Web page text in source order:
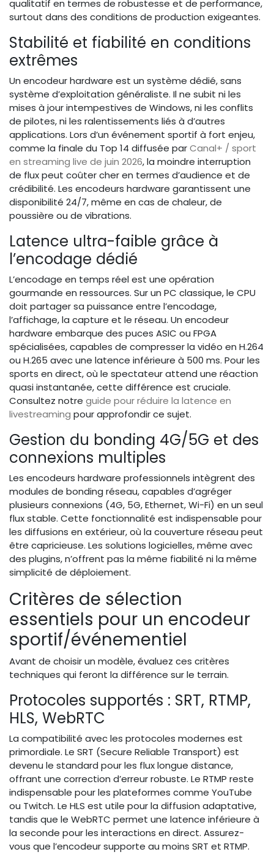
qualitatif en termes de robustesse et de performance,
surtout dans des conditions de production exigeantes.
Stabilité et fiabilité en conditions
extrêmes
Un encodeur hardware est un système dédié, sans
système d’exploitation généraliste. Il ne subit ni les
mises à jour intempestives de Windows, ni les conflits
de pilotes, ni les ralentissements liés à d’autres
applications. Lors d’un événement sportif à fort enjeu,
comme la finale du Top 14 diffusée parCanal+ / sport
en streaming live de juin 2026, la moindre interruption
de flux peut coûter cher en termes d’audience et de
crédibilité. Les encodeurs hardware garantissent une
disponibilité 24/7, même en cas de chaleur, de
poussière ou de vibrations.
Latence ultra-faible grâce à
l’encodage dédié
L’encodage en temps réel est une opération
gourmande en ressources. Sur un PC classique, le CPU
doit partager sa puissance entre l’encodage,
l’affichage, la capture et le réseau. Un encodeur
hardware embarque des puces ASIC ou FPGA
spécialisées, capables de compresser la vidéo en H.264
ou H.265 avec une latence inférieure à 500 ms. Pour les
sports en direct, où le spectateur attend une réaction
quasi instantanée, cette différence est cruciale.
Consultez notre guide pour réduire la latence en
livestreaming pour approfondir ce sujet.
Gestion du bonding 4G/5G et des
connexions multiples
Les encodeurs hardware professionnels intègrent des
modules de bonding réseau, capables d’agréger
plusieurs connexions (4G, 5G, Ethernet, Wi-Fi) en un seul
flux stable. Cette fonctionnalité est indispensable pour
les diffusions en extérieur, où la couverture réseau peut
être capricieuse. Les solutions logicielles, même avec
des plugins, n’offrent pas la même fiabilité ni la même
simplicité de déploiement.
Critères de sélection
essentiels pour un encodeur
sportif/événementiel
Avant de choisir un modèle, évaluez ces critères
techniques qui feront la différence sur le terrain.
Protocoles supportés : SRT, RTMP,
HLS, WebRTC
La compatibilité avec les protocoles modernes est
primordiale. Le SRT (Secure Reliable Transport) est
devenu le standard pour les flux longue distance,
offrant une correction d’erreur robuste. Le RTMP reste
indispensable pour les plateformes comme YouTube
ou Twitch. Le HLS est utile pour la diffusion adaptative,
tandis que le WebRTC permet une latence inférieure à
la seconde pour les interactions en direct. Assurez-
vous que l’encodeur supporte au moins SRT et RTMP.